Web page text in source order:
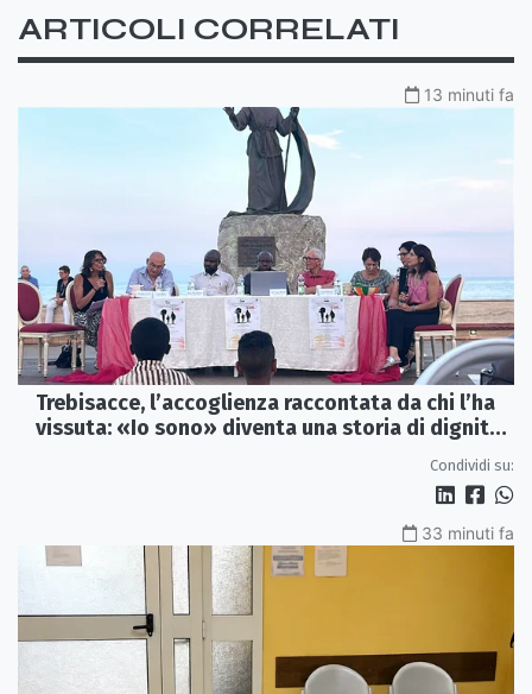
ARTICOLI CORRELATI
13 minuti fa
Trebisacce, l’accoglienza raccontata da chi l’ha
vissuta: «Io sono» diventa una storia di dignità
Condividi su:
33 minuti fa